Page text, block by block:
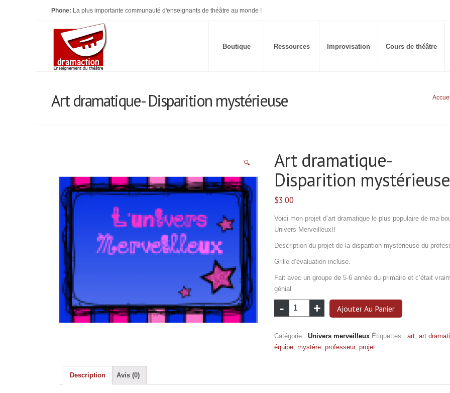
Phone: La plus importante communauté d'enseignants de théâtre au monde !
Boutique Ressources Improvisation Cours de théâtre
Art dramatique- Disparition mystérieuse Accueil
🔍
Art dramatique-
Disparition mystérieuse
$3.00
Voici mon projet d’art dramatique le plus populaire de ma
Univers Merveilleux!!
Description du projet de la disparition mystérieuse du
Grille d’évaluation incluse.
Fait avec un groupe de 5-6 année du primaire et c’était
génial
quantité
de
dramatique-
Disparition
Ajouter Au Panier
Catégorie : Univers merveilleux Étiquettes : art, art
équipe, mystère, professeur, projet
Description Avis (0)